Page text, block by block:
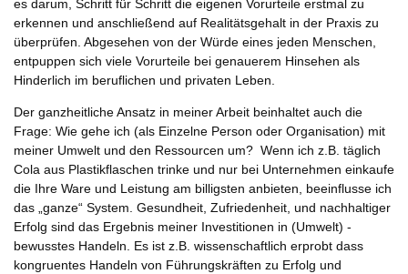
es darum, Schritt für Schritt die eigenen Vorurteile erstmal zu
erkennen und anschließend auf Realitätsgehalt in der Praxis zu
überprüfen. Abgesehen von der Würde eines jeden Menschen,
entpuppen sich viele Vorurteile bei genauerem Hinsehen als
Hinderlich im beruflichen und privaten Leben.
Der ganzheitliche Ansatz in meiner Arbeit beinhaltet auch die
Frage: Wie gehe ich (als Einzelne Person oder Organisation) mit
meiner Umwelt und den Ressourcen um? Wenn ich z.B. täglich
Cola aus Plastikflaschen trinke und nur bei Unternehmen einkaufe
die Ihre Ware und Leistung am billigsten anbieten, beeinflusse ich
das „ganze“ System. Gesundheit, Zufriedenheit, und nachhaltiger
Erfolg sind das Ergebnis meiner Investitionen in (Umwelt) -
bewusstes Handeln. Es ist z.B. wissenschaftlich erprobt dass
kongruentes Handeln von Führungskräften zu Erfolg und